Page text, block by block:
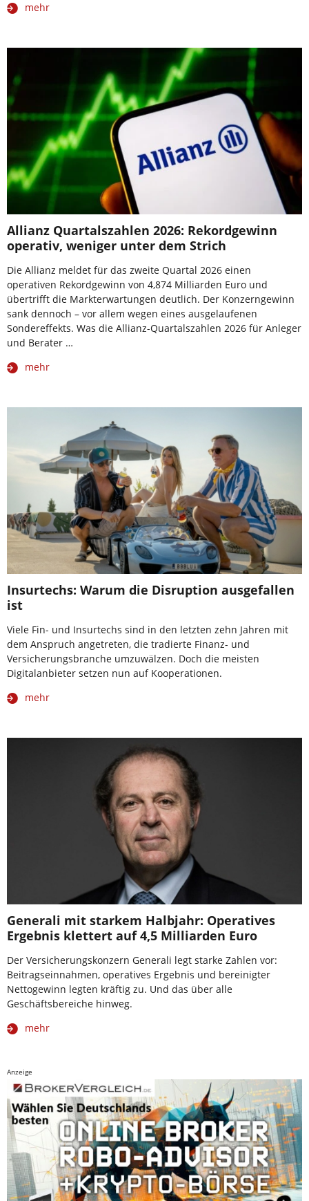
mehr
Allianz Quartalszahlen 2026: Rekordgewinn
operativ, weniger unter dem Strich
Die Allianz meldet für das zweite Quartal 2026 einen
operativen Rekordgewinn von 4,874 Milliarden Euro und
übertrifft die Markterwartungen deutlich. Der Konzerngewinn
sank dennoch – vor allem wegen eines ausgelaufenen
Sondereffekts. Was die Allianz-Quartalszahlen 2026 für Anleger
und Berater …
mehr
Insurtechs: Warum die Disruption ausgefallen
ist
Viele Fin- und Insurtechs sind in den letzten zehn Jahren mit
dem Anspruch angetreten, die tradierte Finanz- und
Versicherungsbranche umzuwälzen. Doch die meisten
Digitalanbieter setzen nun auf Kooperationen.
mehr
Generali mit starkem Halbjahr: Operatives
Ergebnis klettert auf 4,5 Milliarden Euro
Der Versicherungskonzern Generali legt starke Zahlen vor:
Beitragseinnahmen, operatives Ergebnis und bereinigter
Nettogewinn legten kräftig zu. Und das über alle
Geschäftsbereiche hinweg.
mehr
Anzeige